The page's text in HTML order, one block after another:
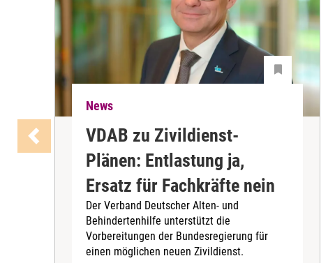
News
VDAB zu Zivildienst-
Plänen: Entlastung ja,
Ersatz für Fachkräfte nein
Der Verband Deutscher Alten- und
Behindertenhilfe unterstützt die
Vorbereitungen der Bundesregierung für
einen möglichen neuen Zivildienst.